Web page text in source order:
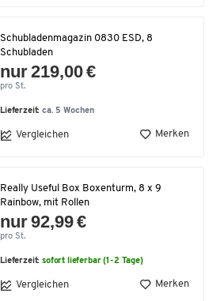
Schubladenmagazin 0830 ESD, 8
Schubladen
nur 219,00 €
pro St.
Lieferzeit:ca. 5 Wochen
Vergleichen Merken
Really Useful Box Boxenturm, 8 x 9
Rainbow, mit Rollen
nur 92,99 €
pro St.
Lieferzeit:sofort lieferbar (1-2 Tage)
Vergleichen Merken